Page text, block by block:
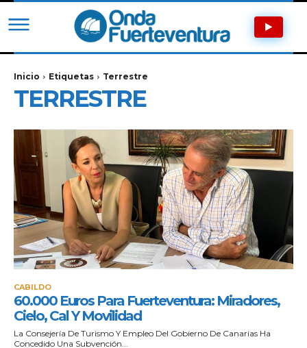
Inicio Etiquetas Terrestre
TERRESTRE
CABILDO
60.000 Euros Para Fuerteventura: Miradores,
Cielo, Cal Y Movilidad
La Consejería De Turismo Y Empleo Del Gobierno De Canarias Ha
Concedido Una Subvención...